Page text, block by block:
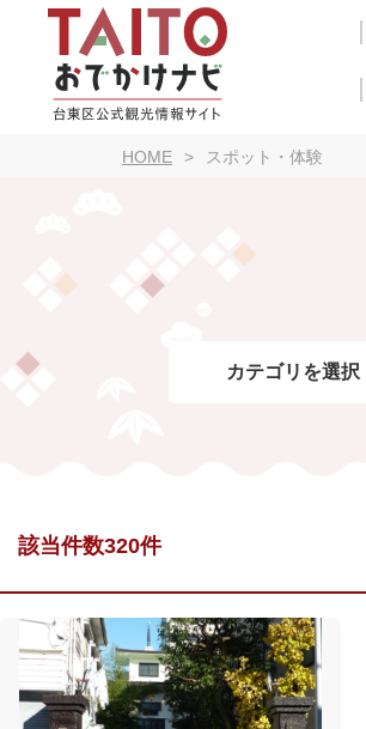
HOME スポット・体験
カテゴリを選択
該当件数320件